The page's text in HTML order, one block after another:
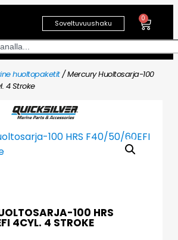
Soveltuvuushaku
0
huoltopaketit/ Mercury Huoltosarja-100
4 Stroke
100 HRS
4CYL. 4 STROKE